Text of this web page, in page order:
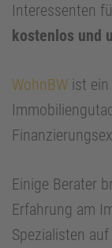
Interessenten
kostenlos und
WohnBW ist
Einige Berater
Erfahrung am
Spezialisten